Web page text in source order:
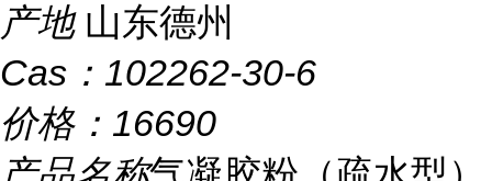
产地 山东德州
Cas： 102262-30-6
价格： 16690